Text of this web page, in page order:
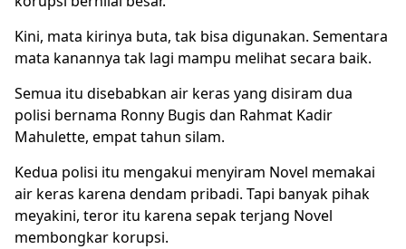
Kini, mata kirinya buta, tak bisa digunakan. Sementara
mata kanannya tak lagi mampu melihat secara baik.
Semua itu disebabkan air keras yang disiram dua
polisi bernama Ronny Bugis dan Rahmat Kadir
Mahulette, empat tahun silam.
Kedua polisi itu mengakui menyiram Novel memakai
air keras karena dendam pribadi. Tapi banyak pihak
meyakini, teror itu karena sepak terjang Novel
membongkar korupsi.